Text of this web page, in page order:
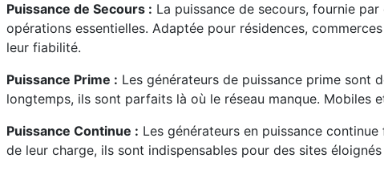
Puissance de Secours : La puissance de secours, fournie
opérations essentielles. Adaptée pour résidences,
leur fiabilité.
Puissance Prime : Les générateurs de puissance prime sont
longtemps, ils sont parfaits là où le réseau manque.
Puissance Continue : Les générateurs en puissance
de leur charge, ils sont indispensables pour des sites